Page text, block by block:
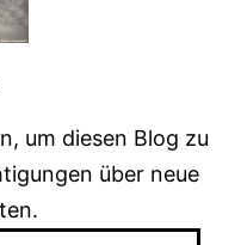
um diesen Blog zu
über neue